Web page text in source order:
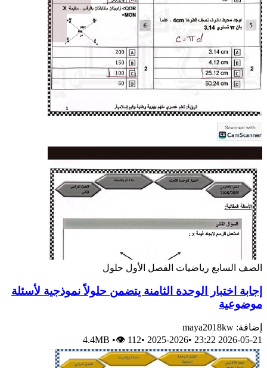
الصف السابع رياضيات الفصل الأول حلول
إجابة اختبار الوحدة الثامنة يتضمن حلولاً نموذجية لأسئلة
موضوعية
إضافة: maya2018kw
2026-05-21 23:22
•
2025-2026
•
4.4MB •👁 112